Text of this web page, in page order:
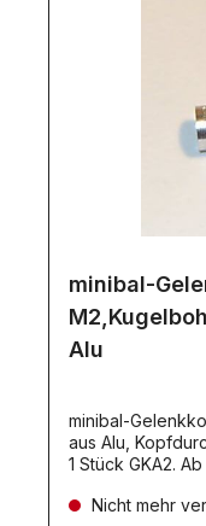
minibal-
Alu
minibal-
aus Alu,
1 Stück GKA2.
Nicht mehr